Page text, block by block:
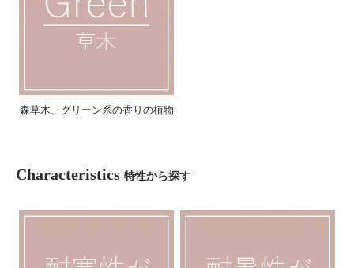
森草木、グリーン系の香りの植物
Characteristics 特性から探す